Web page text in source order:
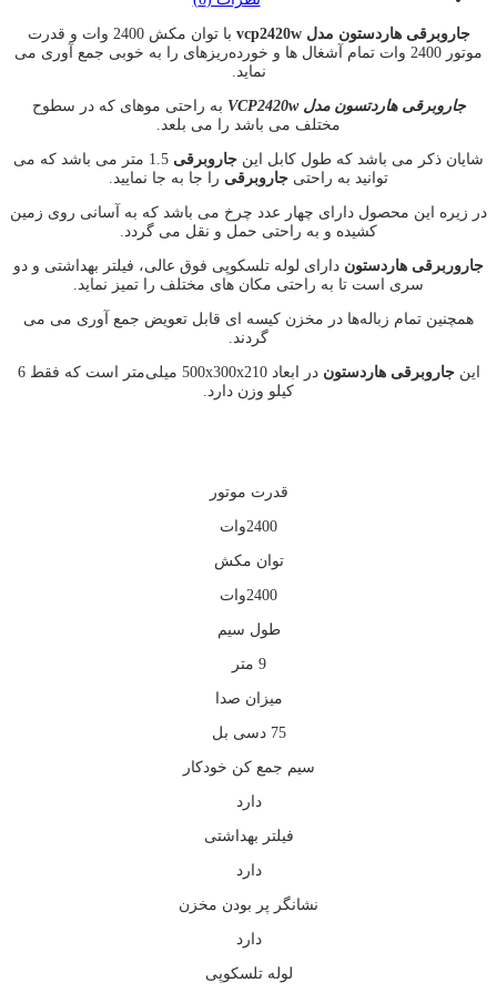
جاروبرقی هاردستون مدل vcp2420w
با توان مکش 2400 وات و قدرت
موتور 2400 وات تمام آشغال‌ ها و خورده‌ریزهای را به خوبی جمع آوری می
نماید.
جاروبرقی هاردتسون مدل VCP2420w
به راحتی موهای که در سطوح
مختلف می باشد را می بلعد.
شایان ذکر می باشد که طول کابل این جاروبرقی
1.5 متر می باشد که می
توانید به راحتی جاروبرقی را جا به جا نمایید.
در زیره این محصول دارای چهار عدد چرخ می باشد که به آسانی روی زمین
کشیده و به راحتی حمل و نقل می گردد.
جاروربرقی هاردستون دارای لوله تلسکوپی فوق عالی، فیلتر بهداشتی و دو
سری است تا به راحتی مکان‌ های مختلف را تمیز نماید.
همچنین تمام زباله‌ها در مخزن کیسه‌ ای قابل تعویض جمع آوری می می
گردند.
اینجاروبرقی هاردستون
در ابعاد 500x300x210 میلی‌متر است که فقط 6
کیلو وزن دارد.
قدرت موتور
2400وات
توان مکش
2400وات
طول سیم
9 متر
میزان صدا
75 دسی بل
سیم جمع کن خودکار
دارد
فیلتر بهداشتی
دارد
نشانگر پر بودن مخزن
دارد
لوله تلسکوپی